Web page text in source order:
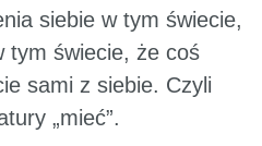
siebie w tym świecie,
tym świecie, że coś
sami z siebie. Czyli
„mieć”.